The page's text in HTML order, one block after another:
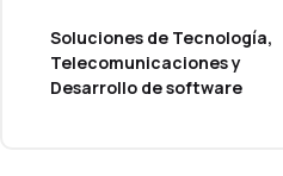
Soluciones de Tecnología,
Telecomunicaciones y
Desarrollo de software